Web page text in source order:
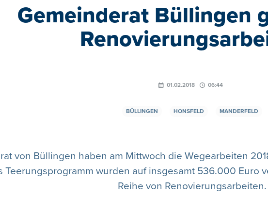
Gemeinderat Büllingen
01.02.2018 06:44
BÜLLINGEN HONSFELD MANDERFELD
von Büllingen haben am Mittwoch die Wegearbeiten
Teerungsprogramm wurden auf insgesamt 536.000 Euro
Reihe von Renovierungsarbeiten.